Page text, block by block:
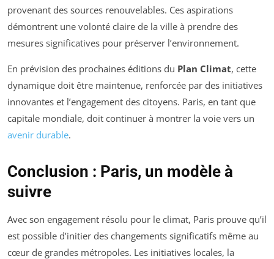
provenant des sources renouvelables. Ces aspirations
démontrent une volonté claire de la ville à prendre des
mesures significatives pour préserver l’environnement.
En prévision des prochaines éditions du Plan Climat, cette
dynamique doit être maintenue, renforcée par des initiatives
innovantes et l’engagement des citoyens. Paris, en tant que
capitale mondiale, doit continuer à montrer la voie vers un
avenir durable.
Conclusion : Paris, un modèle à
suivre
Avec son engagement résolu pour le climat, Paris prouve qu’il
est possible d’initier des changements significatifs même au
cœur de grandes métropoles. Les initiatives locales, la